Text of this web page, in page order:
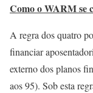
Como o WARM se
A regra dos quatro
financiar
externo dos planos
aos 95). Sob esta